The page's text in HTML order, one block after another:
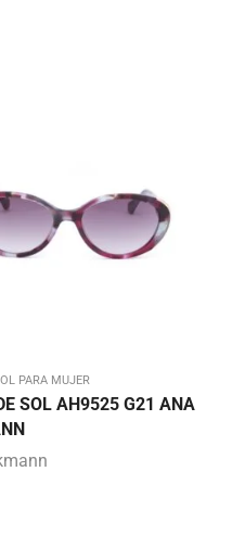
PARA MUJER
SOL AH9525 G21 ANA